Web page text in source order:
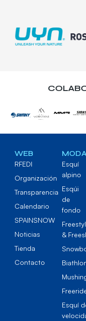
WEB
RFEDI
Organización
Transparencia
Calendario
SPAINSNOW
Noticias
Tienda
Contacto
Esquí
alpino
Esqúi
de
fondo
&
Esquí